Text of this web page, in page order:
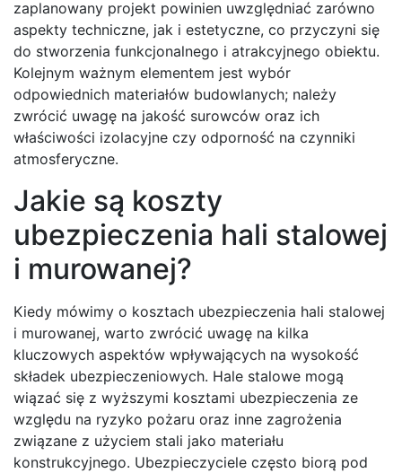
zaplanowany projekt powinien uwzględniać zarówno
aspekty techniczne, jak i estetyczne, co przyczyni się
do stworzenia funkcjonalnego i atrakcyjnego obiektu.
Kolejnym ważnym elementem jest wybór
odpowiednich materiałów budowlanych; należy
zwrócić uwagę na jakość surowców oraz ich
właściwości izolacyjne czy odporność na czynniki
atmosferyczne.
Jakie są koszty
ubezpieczenia hali stalowej
i murowanej?
Kiedy mówimy o kosztach ubezpieczenia hali stalowej
i murowanej, warto zwrócić uwagę na kilka
kluczowych aspektów wpływających na wysokość
składek ubezpieczeniowych. Hale stalowe mogą
wiązać się z wyższymi kosztami ubezpieczenia ze
względu na ryzyko pożaru oraz inne zagrożenia
związane z użyciem stali jako materiału
konstrukcyjnego. Ubezpieczyciele często biorą pod